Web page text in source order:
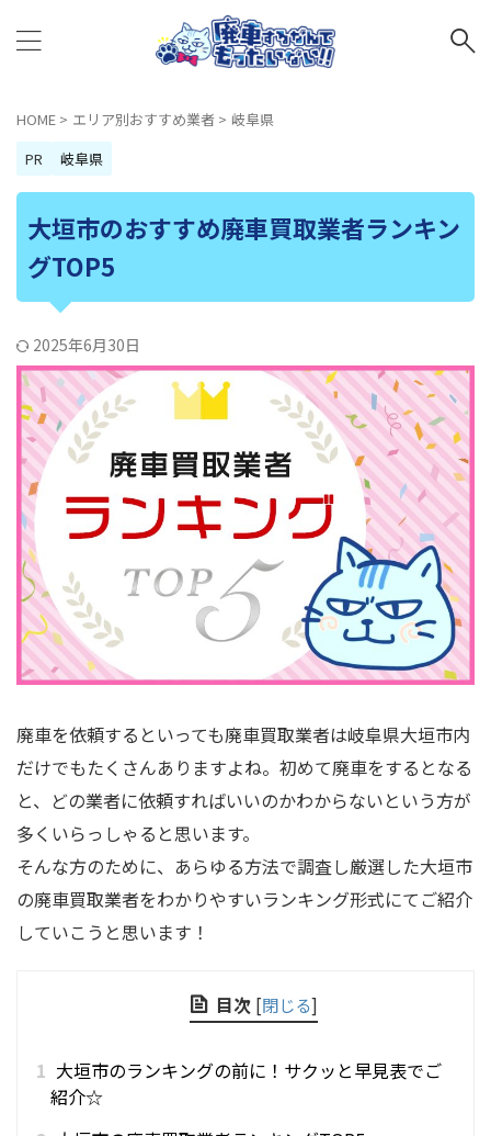
HOME > エリア別おすすめ業者 > 岐阜県
PR
岐阜県
大垣市のおすすめ廃車買取業者ランキン
グTOP5
2025年6月30日
廃車を依頼するといっても廃車買取業者は岐阜県大垣市内
だけでもたくさんありますよね。初めて廃車をするとなる
と、どの業者に依頼すればいいのかわからないという方が
多くいらっしゃると思います。
そんな方のために、あらゆる方法で調査し厳選した大垣市
の廃車買取業者をわかりやすいランキング形式にてご紹介
していこうと思います！
目次 [閉じる]
1 大垣市のランキングの前に！サクッと早見表でご
紹介☆